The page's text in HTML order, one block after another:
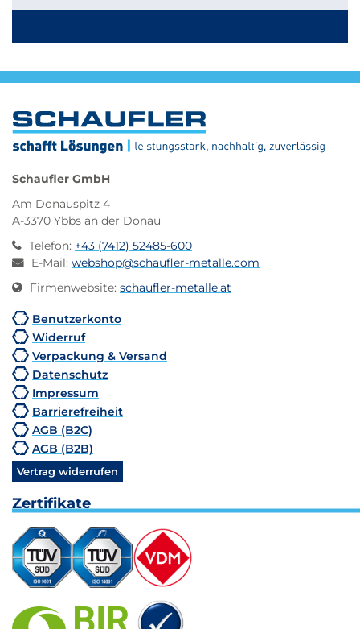
Stabmaterial: maximal 2.000 mm Länge
Berechnung: 2 × Breite + 1 × längste Seite (max. 2.000
Werden diese Maße überschritten, erfolgt der Versand
automatisch per Spedition, wodurch höhere
Schaufler GmbH
Am Donauspitz 4
A-3370 Ybbs an der Donau
Telefon: +43 (7412) 52485-600
E-Mail: webshop@schaufler-metalle.com
Firmenwebsite: schaufler-metalle.at
Benutzerkonto
Widerruf
Verpackung & Versand
Datenschutz
Impressum
Barrierefreiheit
AGB (B2C)
AGB (B2B)
Vertrag widerrufen
Zertifikate